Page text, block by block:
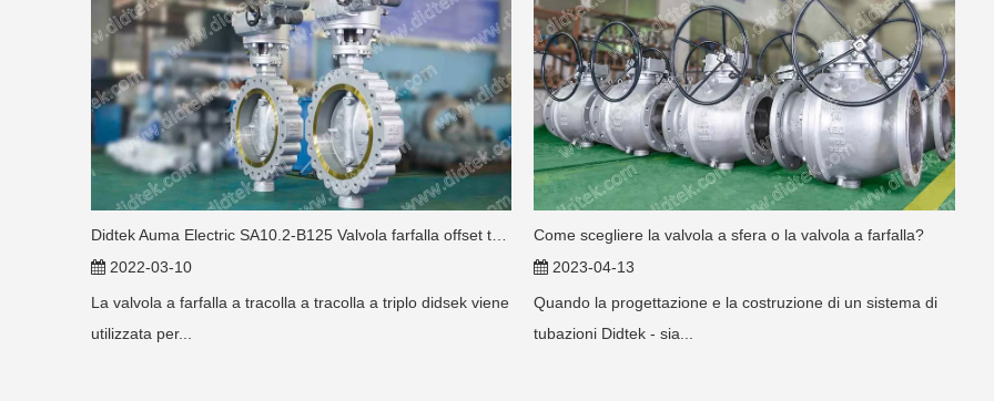
Didtek Auma Electric SA10.2-B125 Valvola farfalla offset tripla
2022-03-10
La valvola a farfalla a tracolla a tracolla a triplo didsek viene
utilizzata per...
Come scegliere la valvola a sfera o la valvola a farfalla?
2023-04-13
Quando la progettazione e la costruzione di un sistema di
tubazioni Didtek - sia...